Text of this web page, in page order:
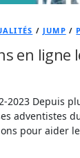
/ JUMP /
en ligne
2023 Depuis
adventistes
pour aider